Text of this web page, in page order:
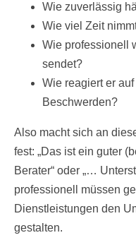
Wie zuverlässig
Wie viel Zeit
Wie professionell
sendet?
Wie reagiert er
Beschwerden?
Also macht sich an
fest: „Das ist ein guter
Berater“ oder „…
professionell müssen
Dienstleistungen den
gestalten.